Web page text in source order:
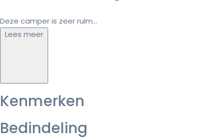
Deze camper is zeer ruim...
Lees meer
Kenmerken
Bedindeling